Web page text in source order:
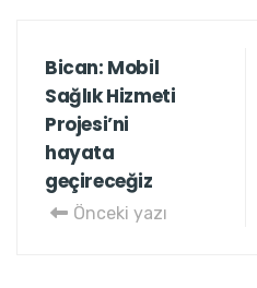
Bican: Mobil
Sağlık Hizmeti
Projesi’ni
hayata
geçireceğiz
Önceki yazı